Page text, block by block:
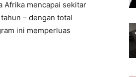
Afrika mencapai sekitar
– dengan total
ini memperluas